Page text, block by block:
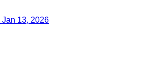
13, 2026